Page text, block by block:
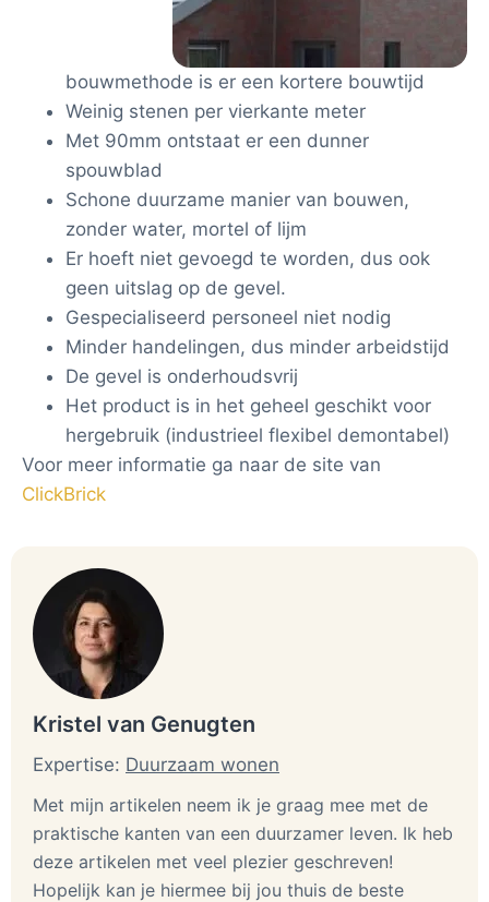
bouwmethode is er een kortere bouwtijd
Weinig stenen per vierkante meter
Met 90mm ontstaat er een dunner
spouwblad
Schone duurzame manier van bouwen,
zonder water, mortel of lijm
Er hoeft niet gevoegd te worden, dus ook
geen uitslag op de gevel.
Gespecialiseerd personeel niet nodig
Minder handelingen, dus minder arbeidstijd
De gevel is onderhoudsvrij
Het product is in het geheel geschikt voor
hergebruik (industrieel flexibel demontabel)
Voor meer informatie ga naar de site van
ClickBrick
Kristel van Genugten
Expertise: Duurzaam wonen
Met mijn artikelen neem ik je graag mee met de
praktische kanten van een duurzamer leven. Ik heb
deze artikelen met veel plezier geschreven!
Hopelijk kan je hiermee bij jou thuis de beste